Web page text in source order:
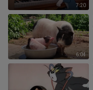
7:20
6:04